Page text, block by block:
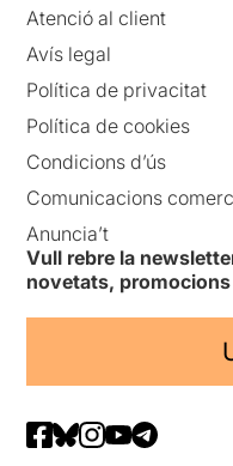
Atenció al client
Avís legal
Política de privacitat
Política de cookies
Condicions d’ús
Comunicacions
Anuncia’t
Vull rebre la
novetats,